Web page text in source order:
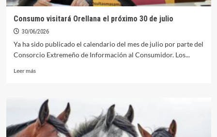
Lezo”
sábado
Consumo visitará Orellana el próximo 30 de julio
30/06/2026
Ya ha sido publicado el calendario del mes de julio por parte del
Consorcio Extremeño de Información al Consumidor. Los...
Leer másLeer
Consumo
visitará
Orellana
el
próximo